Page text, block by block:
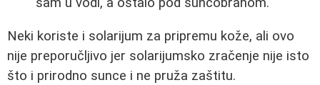
sam u vodi, a ostalo pod suncobranom."
Neki koriste i solarijum za pripremu kože, ali ovo
nije preporučljivo jer solarijumsko zračenje nije isto
što i prirodno sunce i ne pruža zaštitu.